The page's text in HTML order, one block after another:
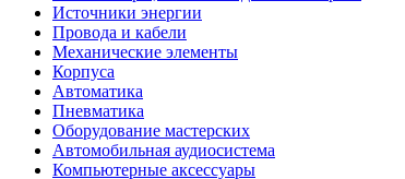
Источники энергии
Провода и кабели
Механические элементы
Корпуса
Автоматика
Пневматика
Оборудование мастерских
Автомобильная аудиосистема
Компьютерные аксессуары